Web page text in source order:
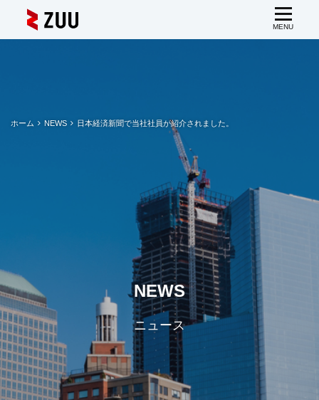
ホーム NEWS 日本経済新聞で当社社員が紹介されました。
NEWS
ニュース